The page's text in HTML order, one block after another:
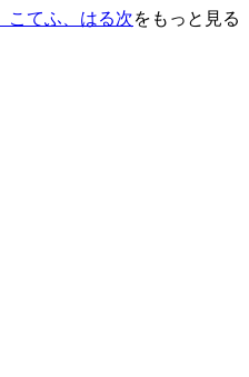
こてふ、はる次をもっと見る